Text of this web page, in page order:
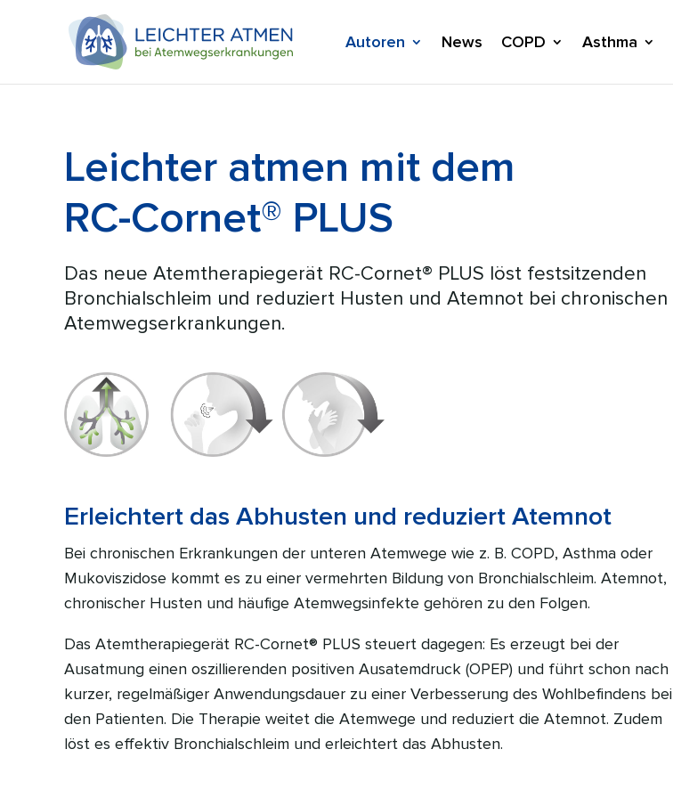
Autoren News COPD Asthma
Leichter atmen mit dem
RC-Cornet® PLUS
Das neue Atemtherapiegerät RC-Cornet® PLUS löst festsitzenden
Bronchialschleim und reduziert Husten und Atemnot bei chronischen
Atemwegserkrankungen.
Erleichtert das Abhusten und reduziert Atemnot
Bei chronischen Erkrankungen der unteren Atemwege wie z. B. COPD, Asthma oder
Mukoviszidose kommt es zu einer vermehrten Bildung von Bronchialschleim. Atemnot,
chronischer Husten und häufige Atemwegsinfekte gehören zu den Folgen.
Das Atemtherapiegerät RC-Cornet® PLUS steuert dagegen: Es erzeugt bei der
Ausatmung einen oszillierenden positiven Ausatemdruck (OPEP) und führt schon nach
kurzer, regelmäßiger Anwendungsdauer zu einer Verbesserung des Wohlbefindens bei
den Patienten. Die Therapie weitet die Atemwege und reduziert die Atemnot. Zudem
löst es effektiv Bronchialschleim und erleichtert das Abhusten.